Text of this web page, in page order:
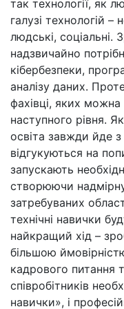
так технології, як
галузі технологій –
людські, соціальні.
надзвичайно
кібербезпеки,
аналізу даних.
фахівці, яких можна
наступного рівня.
освіта завжди йде з
відгукуються на
запускають
створюючи
затребуваних
технічні навички
найкращий хід –
більшою
кадрового питання
співробітників
навички», і